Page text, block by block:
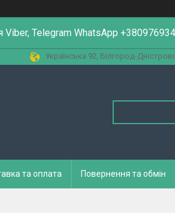
Telegram WhatsApp
Українська 92, Білгород-
та оплата Повернення та обмін